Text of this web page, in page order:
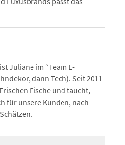
Juliane im “Team E-
dann Tech). Seit 2011
Fische und taucht,
für unsere Kunden, nach